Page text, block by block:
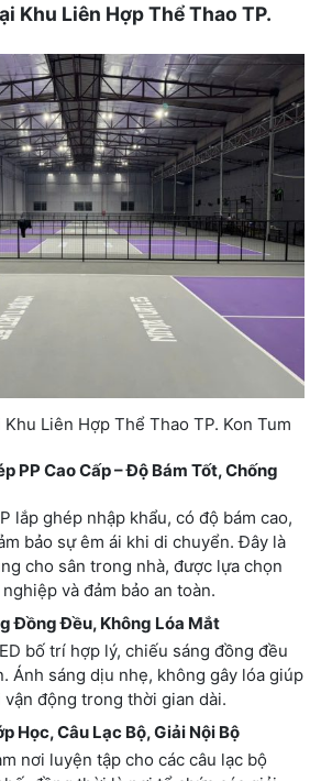
Khu Liên Hợp Thể Thao TP.
Liên Hợp Thể Thao TP. Kon Tum
PP Cao Cấp – Độ Bám Tốt, Chống
lắp ghép nhập khẩu, có độ bám cao,
bảo sự êm ái khi di chuyển. Đây là
cho sân trong nhà, được lựa chọn
và đảm bảo an toàn.
Đồng Đều, Không Lóa Mắt
bố trí hợp lý, chiếu sáng đồng đều
Ánh sáng dịu nhẹ, không gây lóa giúp
động trong thời gian dài.
Học, Câu Lạc Bộ, Giải Nội Bộ
nơi luyện tập cho các câu lạc bộ